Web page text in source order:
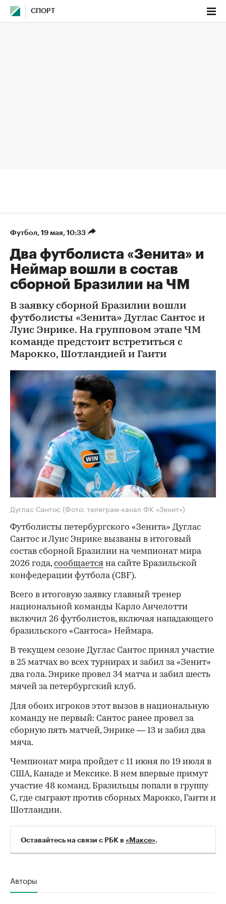
СПОРТ
Футбол⁠, 19 мая, 10:33
Два футболиста «Зенита» и
Неймар вошли в состав
сборной Бразилии на ЧМ
В заявку сборной Бразилии вошли
футболисты «Зенита» Дуглас Сантос и
Луис Энрике. На групповом этапе ЧМ
команде предстоит встретиться с
Марокко, Шотландией и Гаити
Дуглас Сантос (Фото: телеграм-канал ФК «Зенит»)
Футболисты петербургского «Зенита» Дуглас
Сантос и Луис Энрике вызваны в итоговый
состав сборной Бразилии на чемпионат мира
2026 года,сообщается на сайте Бразильской
конфедерации футбола (CBF).
Всего в итоговую заявку главный тренер
национальной команды Карло Анчелотти
включил 26 футболистов, включая нападающего
бразильского «Сантоса» Неймара.
В текущем сезоне Дуглас Сантос принял участие
в 25 матчах во всех турнирах и забил за «Зенит»
два гола. Энрике провел 34 матча и забил шесть
мячей за петербургский клуб.
00:00
Для обоих игроков этот вызов в национальную
команду не первый: Сантос ранее провел за
сборную пять матчей, Энрике — 13 и забил два
мяча.
Чемпионат мира пройдет с 11 июня по 19 июля в
США, Канаде и Мексике. В нем впервые примут
участие 48 команд. Бразильцы попали в группу
С, где сыграют против сборных Марокко, Гаити и
Шотландии.
Оставайтесь на связи с РБК в «Максе».
Авторы